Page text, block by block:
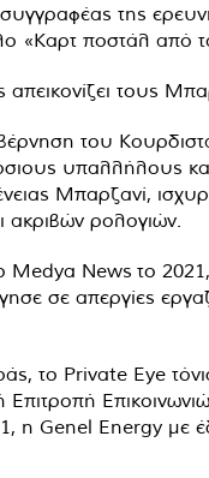
της
«Καρτ ποστάλ από
τους
του
υπαλλήλους
Μπαρζανί,
ακριβών ρολογιών.
News το 2021,
σε απεργίες
το Private Eye
Επιτροπή
η Genel Energy με